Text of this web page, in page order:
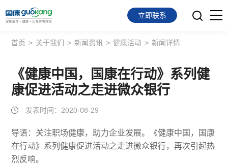
首页
面向会员
面向企业
关于我们
立即联系
首页 > 关于我们 > 新闻资讯 > 健康活动 > 新闻详情
《健康中国，国康在行动》系列健
康促进活动之走进微众银行
发表时间：2020-08-29
导语：关注职场健康，助力企业发展。《健康中国，国康
在行动》系列健康促进活动之走进微众银行，再次引起热
烈反响。